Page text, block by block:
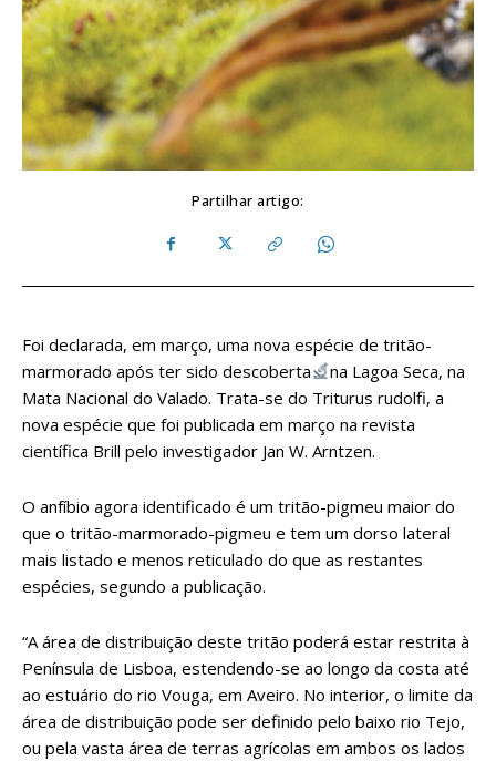
Partilhar artigo:
Foi declarada, em março, uma nova espécie de tritão-
marmorado após ter sido descoberta
na Lagoa Seca, na
Mata Nacional do Valado. Trata-se do Triturus rudolfi, a
nova espécie que foi publicada em março na revista
científica Brill pelo investigador Jan W. Arntzen.
O anfíbio agora identificado é um tritão-pigmeu maior do
que o tritão-marmorado-pigmeu e tem um dorso lateral
mais listado e menos reticulado do que as restantes
espécies, segundo a publicação.
“A área de distribuição deste tritão poderá estar restrita à
Península de Lisboa, estendendo-se ao longo da costa até
ao estuário do rio Vouga, em Aveiro. No interior, o limite da
área de distribuição pode ser definido pelo baixo rio Tejo,
ou pela vasta área de terras agrícolas em ambos os lados